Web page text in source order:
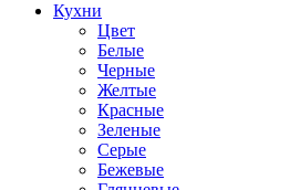
Кухни
Цвет
Белые
Черные
Желтые
Красные
Зеленые
Серые
Бежевые